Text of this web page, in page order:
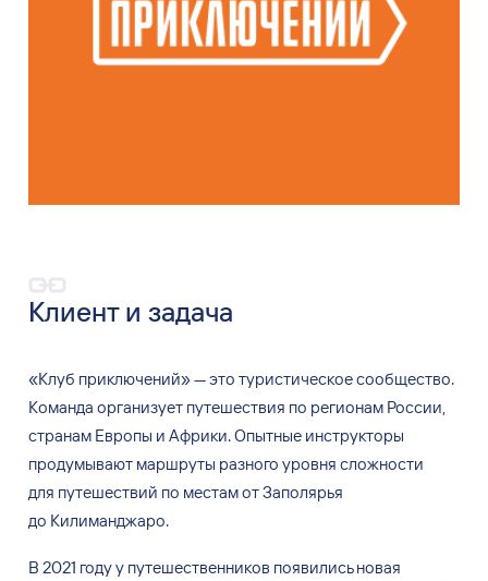
Клиент и задача
«Клуб приключений» — это туристическое сообщество.
Команда организует путешествия по регионам России,
странам Европы и Африки. Опытные инструкторы
продумывают маршруты разного уровня сложности
для путешествий по местам отЗаполярья
до Килиманджаро.
В 2021 году у путешественников появились новая